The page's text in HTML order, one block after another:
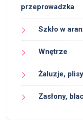
przeprowadzka
Szkło w
Wnętrze
Żaluzje,
Zasłony,